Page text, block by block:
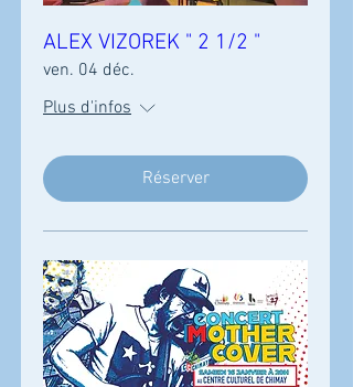
ALEX VIZOREK " 2 1/2 "
ven. 04 déc.
Plus d'infos
Réserver